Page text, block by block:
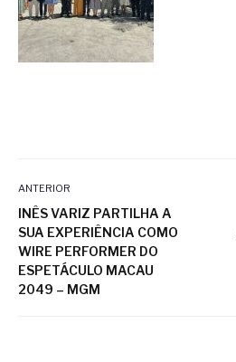
ANTERIOR
INÊS VARIZ PARTILHA A
SUA EXPERIÊNCIA COMO
WIRE PERFORMER DO
ESPETÁCULO MACAU
2049 – MGM